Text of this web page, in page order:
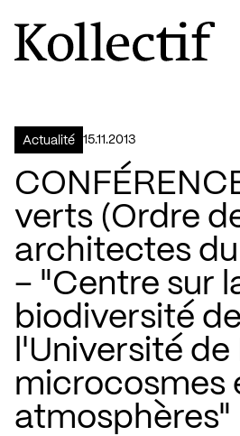
Aller à la page d'accueil
Logo Kollectif
Actualité 15.11.2013
verts (Ordre
architectes
– "Centre sur
biodiversité de
l'Université
microcosmes
atmosphères"